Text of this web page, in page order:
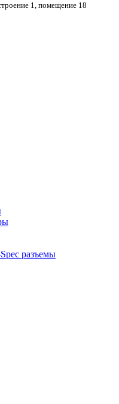
1, помещение 18
разъемы